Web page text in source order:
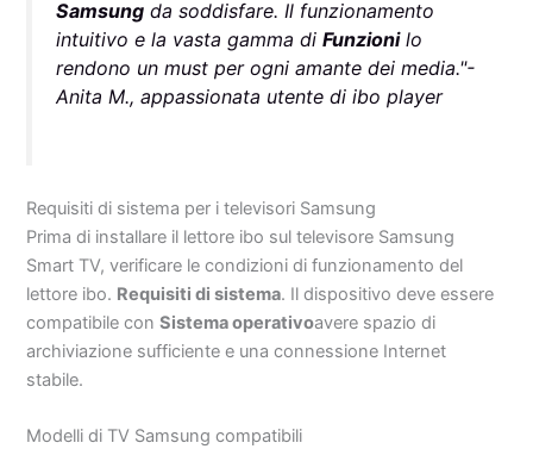
Samsung da soddisfare. Il funzionamento
intuitivo e la vasta gamma diFunzionilo
rendono un must per ogni amante dei media."-
Anita M., appassionata utente di ibo player
Requisiti di sistema per i televisori Samsung
Prima di installare il lettore ibo sul televisore Samsung
Smart TV, verificare le condizioni di funzionamento del
lettore ibo. Requisiti di sistema. Il dispositivo deve essere
compatibile conSistema operativoavere spazio di
archiviazione sufficiente e una connessione Internet
stabile.
Modelli di TV Samsung compatibili